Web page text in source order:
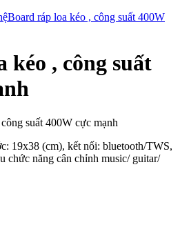
Board ráp loa kéo , công suất 400W
kéo , công suất
19x38 (cm), kết nối: bluetooth/TWS,
chức năng cân chỉnh music/ guitar/